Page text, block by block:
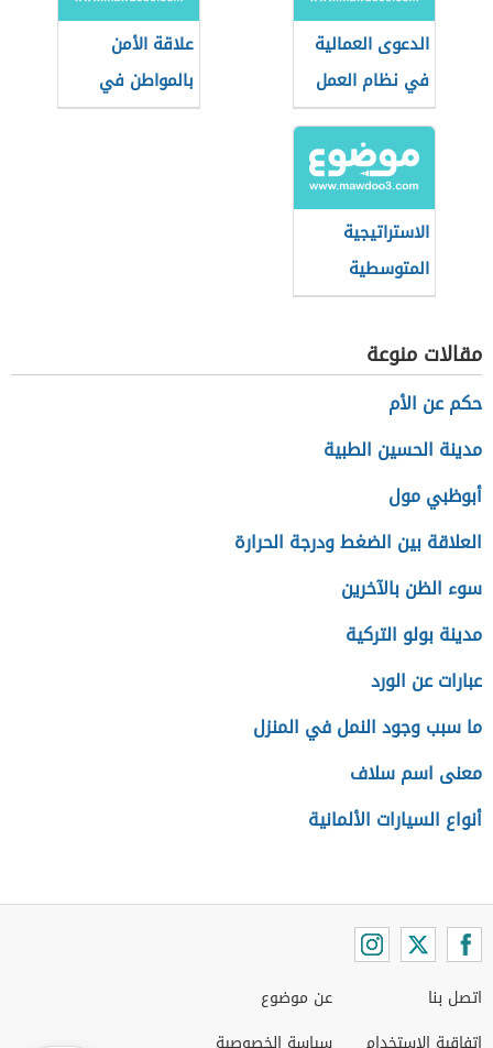
الدعوى العمالية
في نظام العمل
السعودي
علاقة الأمن
بالمواطن في
بعدها الاجتماعي
الاستراتيجية
المتوسطية
للتنمية
المستدامة
مقالات منوعة
حكم عن الأم
مدينة الحسين الطبية
أبوظبي مول
العلاقة بين الضغط ودرجة الحرارة
سوء الظن بالآخرين
مدينة بولو التركية
عبارات عن الورد
ما سبب وجود النمل في المنزل
معنى اسم سلاف
أنواع السيارات الألمانية
اتصل بنا
عن موضوع